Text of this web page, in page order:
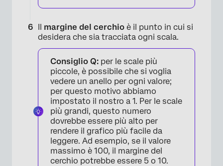
×
Il margine del cerchio è il punto in cui si
desidera che sia tracciata ogni scala.
Consiglio Q: per le scale più
piccole, è possibile che si voglia
vedere un anello per ogni valore;
per questo motivo abbiamo
impostato il nostro a 1. Per le scale
più grandi, questo numero
dovrebbe essere più alto per
rendere il grafico più facile da
leggere. Ad esempio, se il valore
massimo è 100, il margine del
cerchio potrebbe essere 5 o 10.